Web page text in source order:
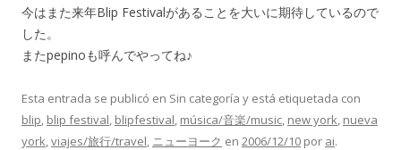
今はまた来年Blip Festivalがあることを大いに期待しているので
した。
またpepinoも呼んでやってね♪
Esta entrada se publicó en Sin categoría y está etiquetada con
blip, blip festival, blipfestival, música/音楽/music, new york, nueva
york,viajes/旅行/travel, ニューヨーク en 2006/12/10 por ai.